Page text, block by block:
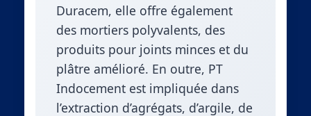
Duracem, elle offre également
des mortiers polyvalents, des
produits pour joints minces et du
plâtre amélioré. En outre, PT
Indocement est impliquée dans
l’extraction d’agrégats, d’argile, de